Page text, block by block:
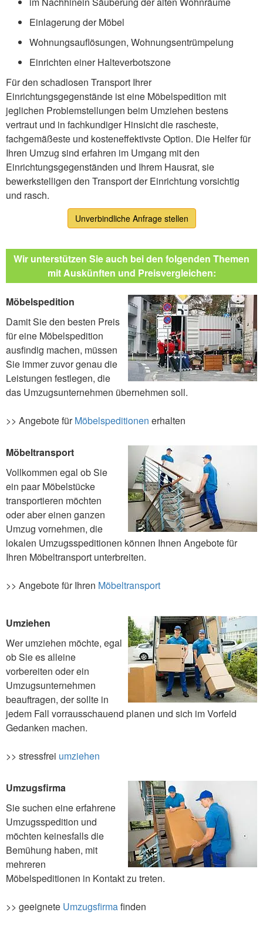
Einlagerung der Möbel
Wohnungsauflösungen, Wohnungsentrümpelung
Einrichten einer Halteverbotszone
Für den schadlosen Transport Ihrer
Einrichtungsgegenstände ist eine Möbelspedition mit
jeglichen Problemstellungen beim Umziehen bestens
vertraut und in fachkundiger Hinsicht die rascheste,
fachgemäßeste und kosteneffektivste Option. Die Helfer für
Ihren Umzug sind erfahren im Umgang mit den
Einrichtungsgegenständen und Ihrem Hausrat, sie
bewerkstelligen den Transport der Einrichtung vorsichtig
und rasch.
Unverbindliche Anfrage stellen
Wir unterstützen Sie auch bei den folgenden Themen
mit Auskünften und Preisvergleichen:
Möbelspedition
Damit Sie den besten Preis
für eine Möbelspedition
ausfindig machen, müssen
Sie immer zuvor genau die
Leistungen festlegen, die
das Umzugsunternehmen übernehmen soll.
>> Angebote fürMöbelspeditionen erhalten
Möbeltransport
Vollkommen egal ob Sie
ein paar Möbelstücke
transportieren möchten
oder aber einen ganzen
Umzug vornehmen, die
lokalen Umzugsspeditionen können Ihnen Angebote für
Ihren Möbeltransport unterbreiten.
>> Angebote für Ihren Möbeltransport
Umziehen
Wer umziehen möchte, egal
ob Sie es alleine
vorbereiten oder ein
Umzugsunternehmen
beauftragen, der sollte in
jedem Fall vorrausschauend planen und sich im Vorfeld
Gedanken machen.
>> stressfrei umziehen
Umzugsfirma
Sie suchen eine erfahrene
Umzugsspedition und
möchten keinesfalls die
Bemühung haben, mit
mehreren
Möbelspeditionen in Kontakt zu treten.
>> geeignete Umzugsfirmafinden